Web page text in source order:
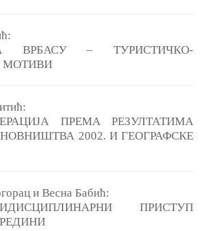
ВРБАСУ ‒ ТУРИСТИЧКО-
МОТИВИ
ПРЕМА РЕЗУЛТАТИМА
2002. И ГЕОГРАФСКЕ
и Весна Бабић:
ПРИСТУП